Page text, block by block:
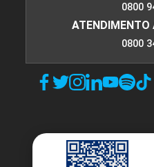
0800
ATENDIMENTO
0800